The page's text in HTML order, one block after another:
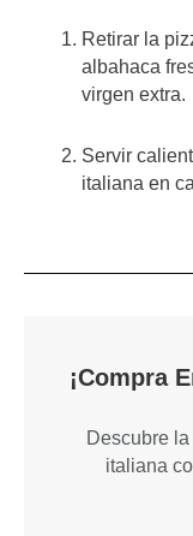
Retirar la
albahaca
virgen extra.
Servir
italiana en
¡Compra
Descubre
italiana